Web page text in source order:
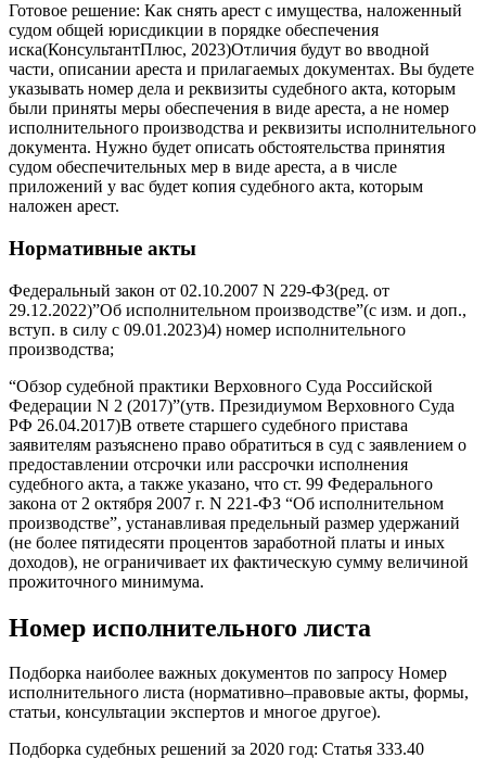
Готовое решение: Как снять арест с имущества, наложенный
судом общей юрисдикции в порядке обеспечения
иска(КонсультантПлюс, 2023)Отличия будут во вводной
части, описании ареста и прилагаемых документах. Вы будете
указывать номер дела и реквизиты судебного акта, которым
были приняты меры обеспечения в виде ареста, а не номер
исполнительного производства и реквизиты исполнительного
документа. Нужно будет описать обстоятельства принятия
судом обеспечительных мер в виде ареста, а в числе
приложений у вас будет копия судебного акта, которым
наложен арест.
Нормативные акты
Федеральный закон от 02.10.2007 N 229-ФЗ(ред. от
29.12.2022)”Об исполнительном производстве”(с изм. и доп.,
вступ. в силу с 09.01.2023)4) номер исполнительного
производства;
“Обзор судебной практики Верховного Суда Российской
Федерации N 2 (2017)”(утв. Президиумом Верховного Суда
РФ 26.04.2017)В ответе старшего судебного пристава
заявителям разъяснено право обратиться в суд с заявлением о
предоставлении отсрочки или рассрочки исполнения
судебного акта, а также указано, что ст. 99 Федерального
закона от 2 октября 2007 г. N 221-ФЗ “Об исполнительном
производстве”, устанавливая предельный размер удержаний
(не более пятидесяти процентов заработной платы и иных
доходов), не ограничивает их фактическую сумму величиной
прожиточного минимума.
Номер исполнительного листа
Подборка наиболее важных документов по запросу Номер
исполнительного листа (нормативно–правовые акты, формы,
статьи, консультации экспертов и многое другое).
Подборка судебных решений за 2020 год: Статья 333.40